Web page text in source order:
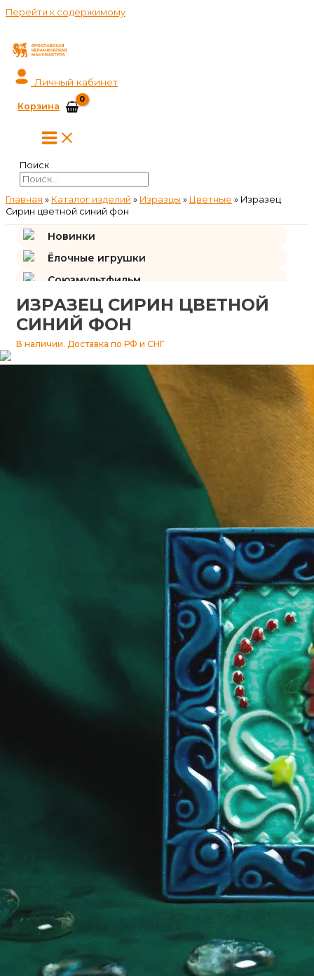
Перейти к содержимому
Личный кабинет
Корзина
Поиск
Главная » Каталог изделий » Изразцы » Цветные » Изразец
Сирин цветной синий фон
Новинки
Ёлочные игрушки
Союзмультфильм
Подарки и сувениры
Изразцы
ИЗРАЗЕЦ СИРИН ЦВЕТНОЙ
СИНИЙ ФОН
В наличии. Доставка по РФ и СНГ